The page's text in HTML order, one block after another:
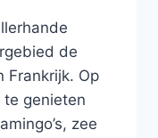
de
Frankrijk. Op
te genieten
zee